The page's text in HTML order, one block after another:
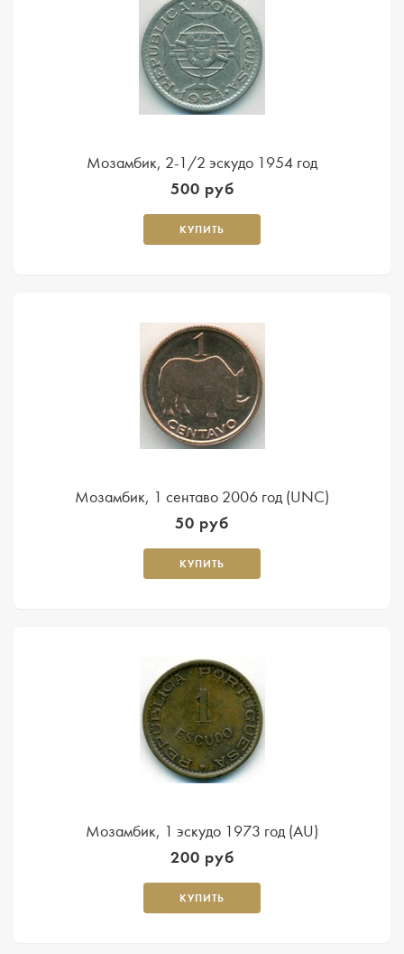
Мозамбик, 2-1/2 эскудо 1954 год
500 руб
КУПИТЬ
Мозамбик, 1 сентаво 2006 год (UNC)
50 руб
КУПИТЬ
Мозамбик, 1 эскудо 1973 год (AU)
200 руб
КУПИТЬ